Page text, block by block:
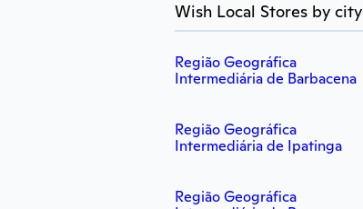
Wish Local Stores by city
Região Geográfica
Intermediária de Barbacena
Região Geográfica
Intermediária de Ipatinga
Região Geográfica